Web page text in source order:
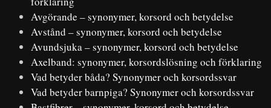
Avgörande – synonymer, korsord och betydelse
Avstånd – synonymer, korsord och betydelse
Avundsjuka – synonymer, korsord och betydelse
Axelband: synonymer, korsordslösning och förklaring
Vad betyder båda? Synonymer och korsordssvar
Vad betyder barnpiga? Synonymer och korsordssvar